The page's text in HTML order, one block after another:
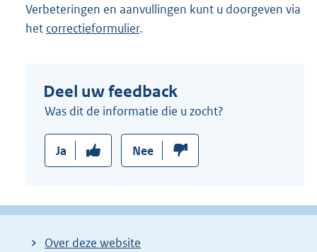
Verbeteringen en aanvullingen kunt u doorgeven via
het correctieformulier.
Deel uw feedback
Was dit de informatie die u zocht?
Ja Nee
Over deze website